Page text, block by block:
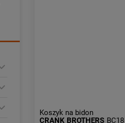
Koszyk na bidon
CRANK BROTHERS